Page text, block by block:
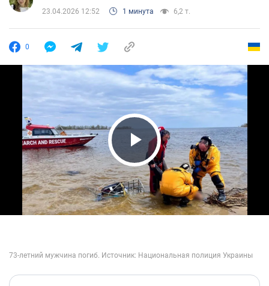
23.04.2026 12:52 1 минута 6,2 т.
0
Play Video